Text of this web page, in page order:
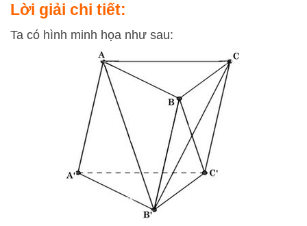
Lời giải chi tiết:
Ta có hình minh họa như sau: